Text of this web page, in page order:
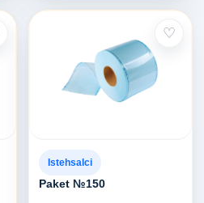
♡
Istehsalci
Paket №150